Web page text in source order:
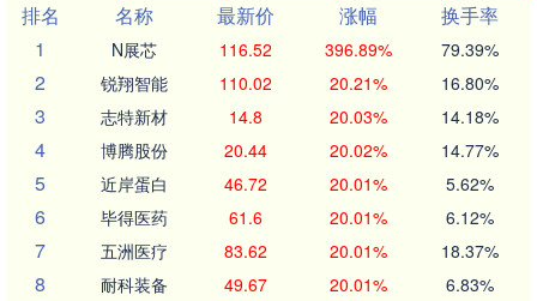
排名
名称 最新价 涨幅
换手率
1
N展芯 116.52 396.89% 79.39%
2 锐翔智能 110.02 20.21% 16.80%
3 志特新材 14.8 20.03% 14.18%
4 博腾股份 20.44 20.02% 14.77%
5 近岸蛋白 46.72 20.01% 5.62%
6 毕得医药 61.6 20.01% 6.12%
7 五洲医疗 83.62 20.01% 18.37%
8 耐科装备 49.67 20.01% 6.83%